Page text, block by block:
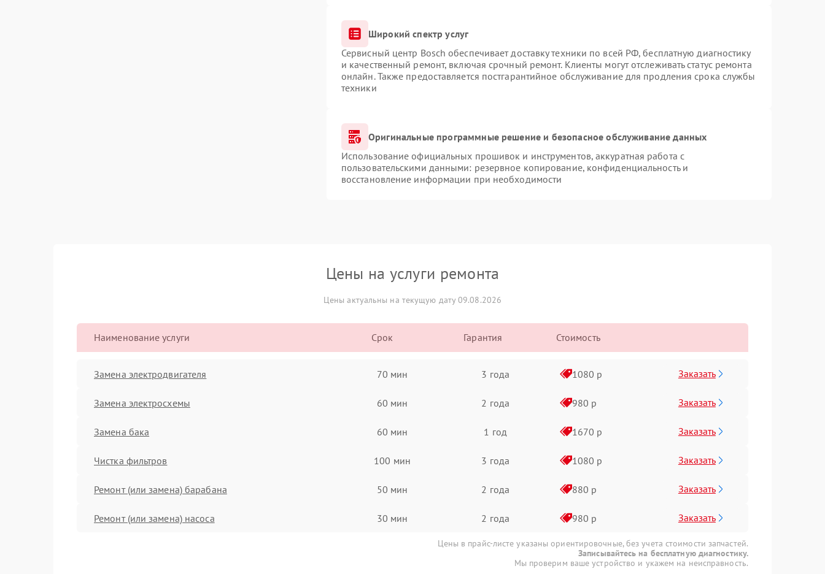
Широкий спектр услуг
Сервисный центр Bosch обеспечивает доставку техники по всей РФ, бесплатную диагностику
и качественный ремонт, включая срочный ремонт. Клиенты могут отслеживать статус ремонта
онлайн. Также предоставляется постгарантийное обслуживание для продления срока службы
техники
Оригинальные программные решение и безопасное обслуживание данных
Использование официальных прошивок и инструментов, аккуратная работа с
пользовательскими данными: резервное копирование, конфиденциальность и
восстановление информации при необходимости
Цены на услуги ремонта
Цены актуальны на текущую дату 09.08.2026
Наименование услуги Срок Гарантия Стоимость
Замена электродвигателя 70 мин 3 года 1080 р Заказать
Замена электросхемы 60 мин 2 года 980 р Заказать
Замена бака 60 мин 1 год 1670 р Заказать
Чистка фильтров 100 мин 3 года 1080 р Заказать
Ремонт (или замена) барабана 50 мин 2 года 880 р Заказать
Ремонт (или замена) насоса 30 мин 2 года 980 р Заказать
Цены в прайс-листе указаны ориентировочные, без учета стоимости запчастей.
Записывайтесь на бесплатную диагностику.
Мы проверим ваше устройство и укажем на неисправность.